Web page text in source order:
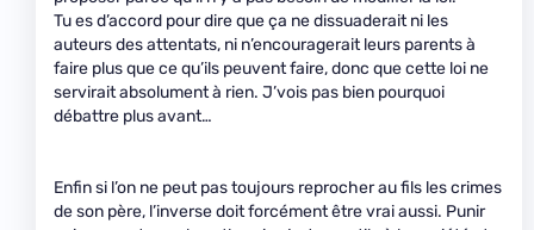
Tu es d’accord pour dire que ça ne dissuaderait ni les
auteurs des attentats, ni n’encouragerait leurs parents à
faire plus que ce qu’ils peuvent faire, donc que cette loi ne
servirait absolument à rien. J’vois pas bien pourquoi
débattre plus avant…
Enfin si l’on ne peut pas toujours reprocher au fils les crimes
de son père, l’inverse doit forcément être vrai aussi. Punir